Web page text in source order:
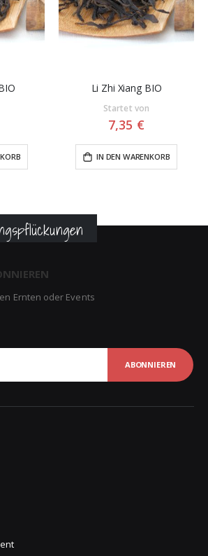
Li Zhi Xiang BIO
Startet von
7,35 €
IN DEN WARENKORB
Ernten oder Events
ABONNIEREN